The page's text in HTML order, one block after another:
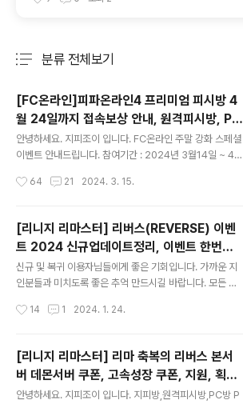
분류 전체보기
[FC온라인]피파온라인4 프리미엄 피시방 4
월 24일까지 접속보상 안내, 원격피시방, PC
방혜택, 로열픽, 승부의신, UCL어워드, 주말
강화이벤트 등 안
안녕하세요. 지피조이 입니다. FC온라인 주말 강화 스페셜
이벤트 안내드립니다. 참여기간 : 2024년 3월14일 ~ 4월
다. 참고바랍니다. www.gpjoy.com 지피조이-원격피시
피시방,원격pc방,원격 피시방,원격 pc방,하이런처m,지피
조이,최대 프리미엄 피시방 보유 gpjoy.com 주간접속보
상 주간 풀참여보상 주말 스페셜 미션 보상 상자구성안내
www.gpjoy.com 지피조이-원격피시방,지피방 대기없
이 빠르고 안전한 하이런처,지피방,원격피시방,원격pc방,
엄 피시방 보유 gpjoy.com
64 21 2024. 3. 15.
[리니지 리마스터] 리버스(REVERSE) 이벤
트 2024 신규업데이트정리, 이벤트 한번에
보기 캐릭터선물하기,ALL 클래스 체인지, 축
복에 쿠폰, 금빛 교환소,린모티콘
신규 및 복귀 이용자님들에게 좋은 기회입니다. 가까운 지
인분들과 미치도록 좋은 추억 만드시길 바랍니다. 모든 게
스 인벤트 기간 : 2024년 1월 24일 ~ 3월 20일 원격피시
사양피시대여-티켓팅-주식채널-스팀게임-투잡
14 1 2024. 1. 24.
[리니지 리마스터] 리마 축복의 리버스 본서
버 데몬서버 쿠폰, 고속성장 쿠폰, 지원, 획득
아이템 지피조이 PC방 피시방대여
안녕하세요. 지피조이 입니다. 지피방,원격피시방,PC방 P